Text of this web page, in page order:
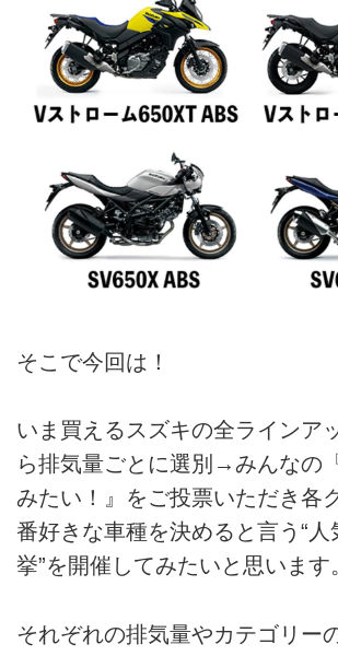
そこで今回は！
いま買えるスズキの全ラインア
ら排気量ごとに選別→みんなの
みたい！』をご投票いただき各
番好きな車種を決めると言う“人
挙”を開催してみたいと思います
それぞれの排気量やカテゴリー